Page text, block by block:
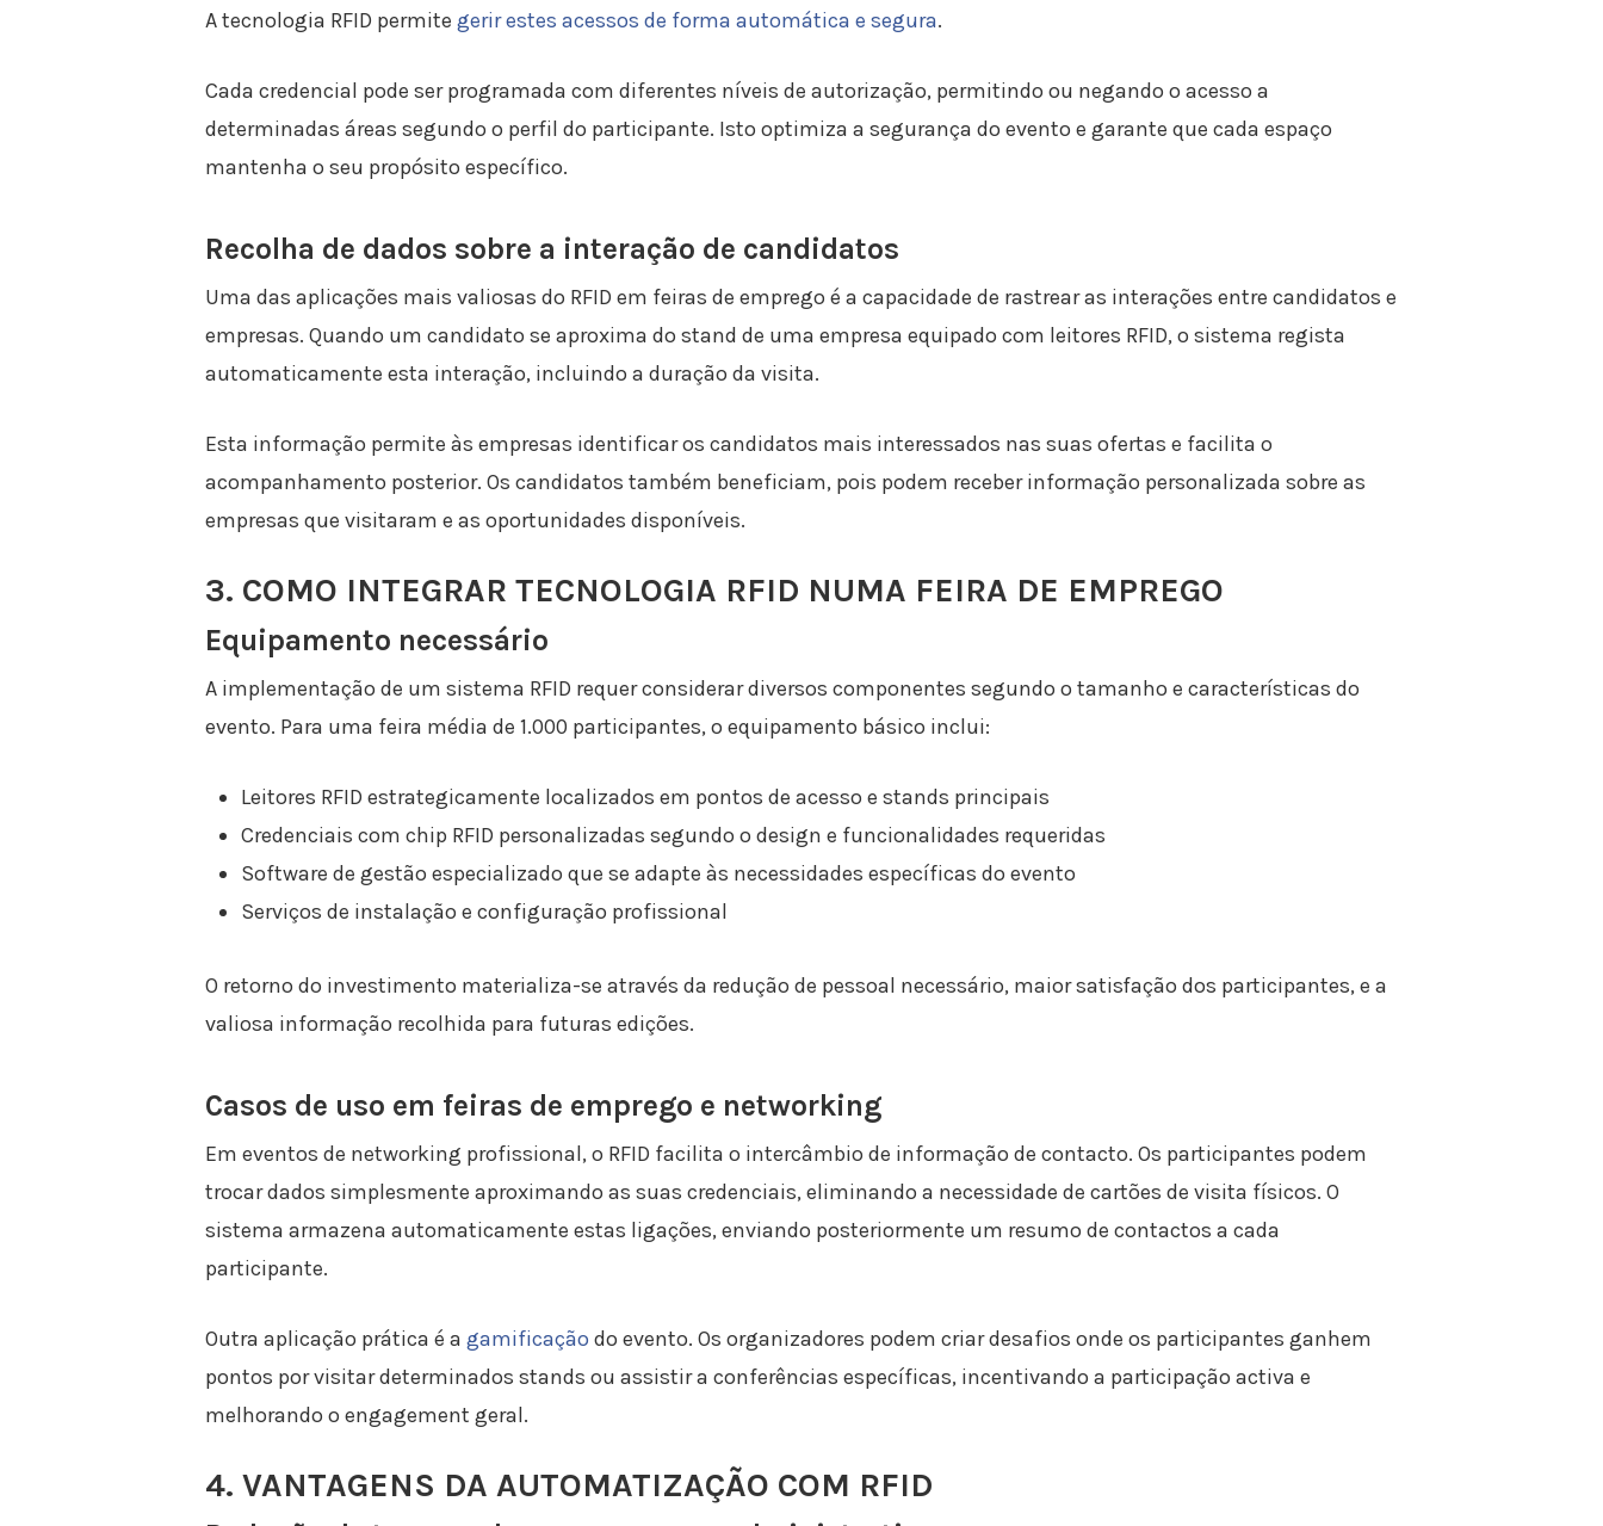
A tecnologia RFID permitegerir estes acessos de forma automática e segura.
Cada credencial pode ser programada com diferentes níveis de autorização, permitindo ou negando o acesso a
determinadas áreas segundo o perfil do participante. Isto optimiza a segurança do evento e garante que cada espaço
mantenha o seu propósito específico.
Recolha de dados sobre a interação de candidatos
Uma das aplicações mais valiosas do RFID em feiras de emprego é a capacidade de rastrear as interações entre candidatos e
empresas. Quando um candidato se aproxima do stand de uma empresa equipado com leitores RFID, o sistema regista
automaticamente esta interação, incluindo a duração da visita.
Esta informação permite às empresas identificar os candidatos mais interessados nas suas ofertas e facilita o
acompanhamento posterior. Os candidatos também beneficiam, pois podem receber informação personalizada sobre as
empresas que visitaram e as oportunidades disponíveis.
3. COMO INTEGRAR TECNOLOGIA RFID NUMA FEIRA DE EMPREGO
Equipamento necessário
A implementação de um sistema RFID requer considerar diversos componentes segundo o tamanho e características do
evento. Para uma feira média de 1.000 participantes, o equipamento básico inclui:
Leitores RFID estrategicamente localizados em pontos de acesso e stands principais
Credenciais com chip RFID personalizadas segundo o design e funcionalidades requeridas
Software de gestão especializado que se adapte às necessidades específicas do evento
Serviços de instalação e configuração profissional
O retorno do investimento materializa-se através da redução de pessoal necessário, maior satisfação dos participantes, e a
valiosa informação recolhida para futuras edições.
Casos de uso em feiras de emprego e networking
Em eventos de networking profissional, o RFID facilita o intercâmbio de informação de contacto. Os participantes podem
trocar dados simplesmente aproximando as suas credenciais, eliminando a necessidade de cartões de visita físicos. O
sistema armazena automaticamente estas ligações, enviando posteriormente um resumo de contactos a cada
participante.
Outra aplicação prática é agamificação do evento. Os organizadores podem criar desafios onde os participantes ganhem
pontos por visitar determinados stands ou assistir a conferências específicas, incentivando a participação activa e
melhorando o engagement geral.
4. VANTAGENS DA AUTOMATIZAÇÃO COM RFID